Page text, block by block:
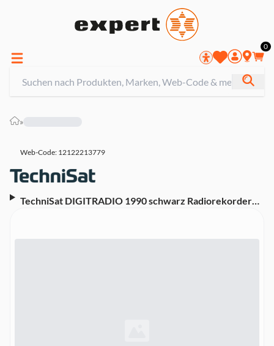
0
»
Web-Code: 12122213779
TechniSat DIGITRADIO 1990 schwarz Radiorekorder